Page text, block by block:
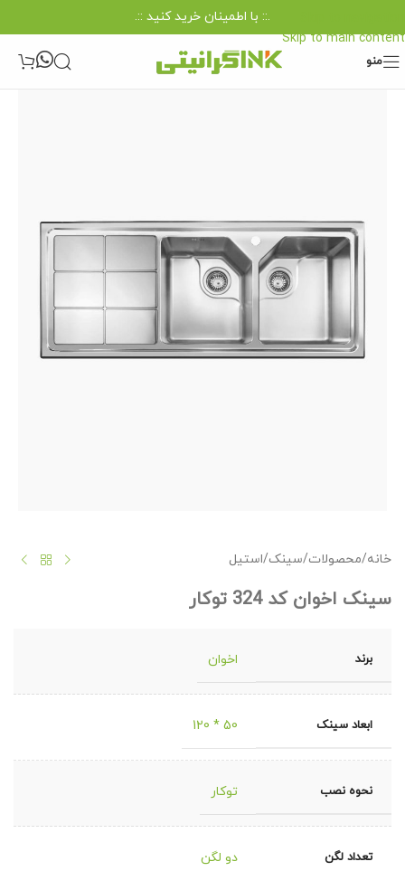
Skip to main content
.:: با اطمینان خرید کنید ::.
منو
خانه/محصولات/سینک/استیل
سینک اخوان کد 324 توکار
برند اخوان
ابعاد سینک 50 * 120
نحوه نصب توکار
تعداد لگن دو لگن